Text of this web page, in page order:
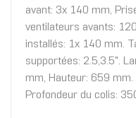
avant: 3x 140 mm,
ventilateurs avants:
installés: 1x 140 mm.
supportées: 2.5,3.5".
mm, Hauteur: 659
Profondeur du colis: